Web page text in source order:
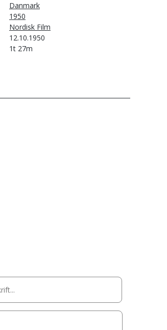
Danmark
1950
Nordisk Film
12.10.1950
1t 27m